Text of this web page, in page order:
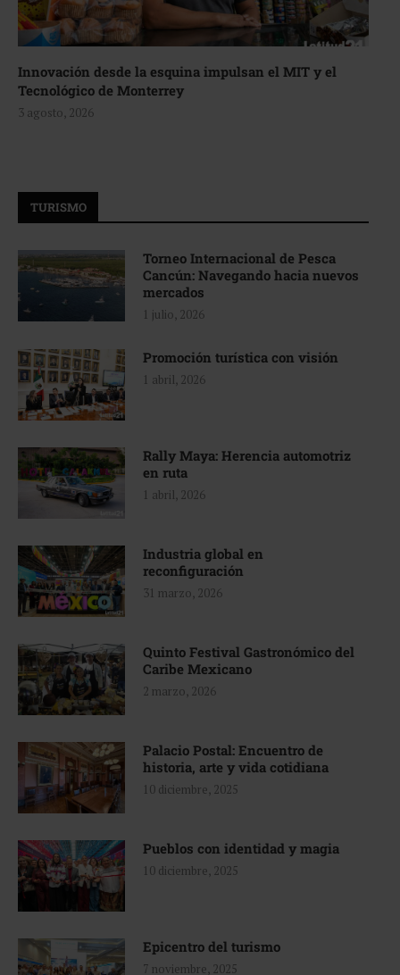
Innovación desde la esquina impulsan el MIT y el
Tecnológico de Monterrey
3 agosto, 2026
TURISMO
Torneo Internacional de Pesca
Cancún: Navegando hacia nuevos
mercados
1 julio, 2026
Promoción turística con visión
1 abril, 2026
Rally Maya: Herencia automotriz
en ruta
1 abril, 2026
Industria global en
reconfiguración
31 marzo, 2026
Quinto Festival Gastronómico del
Caribe Mexicano
2 marzo, 2026
Palacio Postal: Encuentro de
historia, arte y vida cotidiana
10 diciembre, 2025
Pueblos con identidad y magia
10 diciembre, 2025
Epicentro del turismo
7 noviembre, 2025